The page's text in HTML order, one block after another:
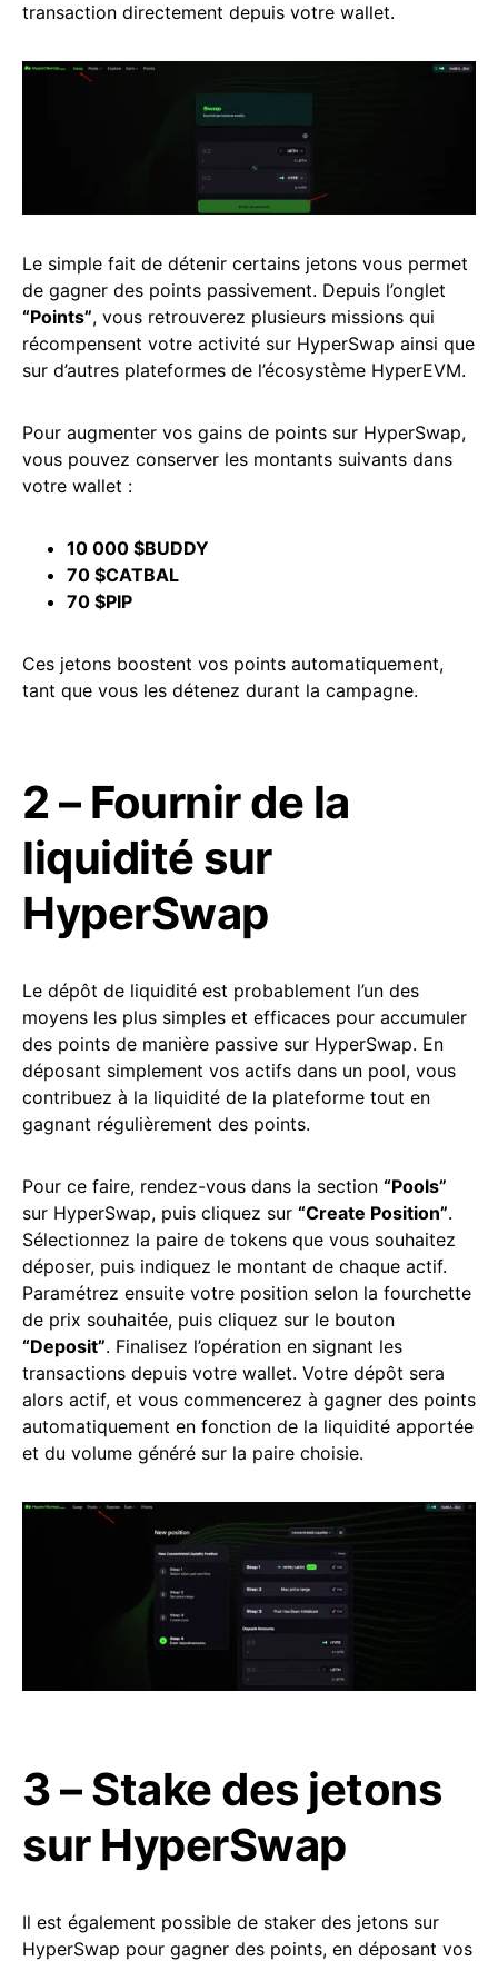
transaction directement depuis votre wallet.
Le simple fait de détenir certains jetons vous permet
de gagner des points passivement. Depuis l’onglet
“Points”, vous retrouverez plusieurs missions qui
récompensent votre activité sur HyperSwap ainsi que
sur d’autres plateformes de l’écosystème HyperEVM.
Pour augmenter vos gains de points sur HyperSwap,
vous pouvez conserver les montants suivants dans
votre wallet :
10 000 $BUDDY
70 $CATBAL
70 $PIP
Ces jetons boostent vos points automatiquement,
tant que vous les détenez durant la campagne.
2 – Fournir de la
liquidité sur
HyperSwap
Le dépôt de liquidité est probablement l’un des
moyens les plus simples et efficaces pour accumuler
des points de manière passive sur HyperSwap. En
déposant simplement vos actifs dans un pool, vous
contribuez à la liquidité de la plateforme tout en
gagnant régulièrement des points.
Pour ce faire, rendez-vous dans la section “Pools”
sur HyperSwap, puis cliquez sur “Create Position”.
Sélectionnez la paire de tokens que vous souhaitez
déposer, puis indiquez le montant de chaque actif.
Paramétrez ensuite votre position selon la fourchette
de prix souhaitée, puis cliquez sur le bouton
“Deposit”. Finalisez l’opération en signant les
transactions depuis votre wallet. Votre dépôt sera
alors actif, et vous commencerez à gagner des points
automatiquement en fonction de la liquidité apportée
et du volume généré sur la paire choisie.
3 – Stake des jetons
sur HyperSwap
Il est également possible de staker des jetons sur
HyperSwap pour gagner des points, en déposant vos